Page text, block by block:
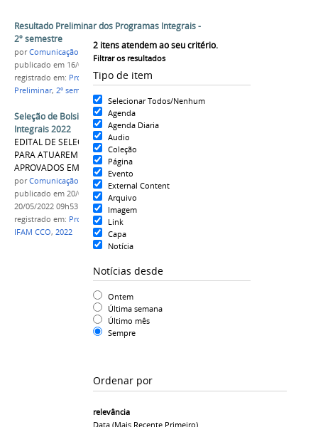
2 itens atendem ao seu critério.
Filtrar os resultados
Tipo de item
Selecionar Todos/Nenhum
Agenda
Agenda Diaria
Audio
Coleção
Página
Evento
External Content
Arquivo
Imagem
Link
Capa
Notícia
Notícias desde
Ontem
Última semana
Último mês
Sempre
Ordenar por
relevância
Data (mais Recente Primeiro)
Resultado Preliminar dos Programas Integrais -
2º semestre
porComunicação COARI
publicado em 16/08/2016
registrado em: Projeto Integrais ,Resultado
Preliminar, 2º semestre
Seleção de Bolsistas Discentes – Projeto
Integrais 2022
EDITAL DE SELEÇÃO DE BOLSISTAS DISCENTES
PARA ATUAREM NOS PROJETOS INTEGRAIS
APROVADOS EM 2022
porComunicação COARI
publicado em 20/05/2022 — última modificação
20/05/2022 09h53
registrado em: Projeto Integrais
IFAM CCO, 2022